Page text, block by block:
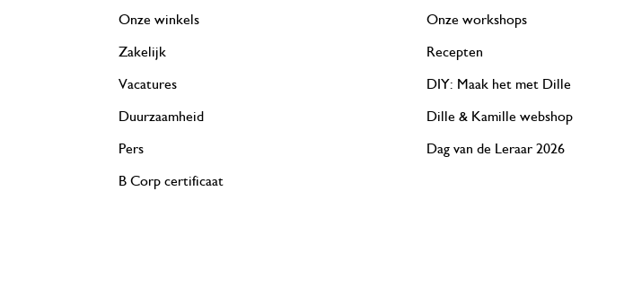
Onze winkels
Zakelijk
Vacatures
Duurzaamheid
Pers
B Corp certificaat
Onze workshops
Recepten
DIY: Maak het met Dille
Dille & Kamille webshop
Dag van de Leraar 2026